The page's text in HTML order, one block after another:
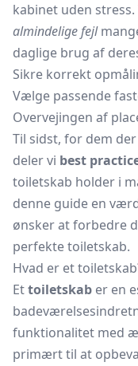
kabinet uden
almindelige fejl
daglige brug af
Sikre korrekt
Vælge passende
Overvejingen af
Til sidst, for dem
deler vi best
toiletskab holder i
denne guide en
ønsker at forbedre
perfekte toiletskab.
Hvad er et
Ettoiletskab er en
funktionalitet med
primært til at